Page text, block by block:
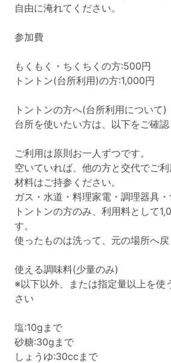
自由に淹れてください。
参加費
もくもく・ちくちくの方:500円
トントン(台所利用)の方:1,000円
トントンの方へ(台所利用について)
台所を使いたい方は、以下をご確認
ご利用は原則お一人ずつです。
空いていれば、他の方と交代でご利
材料はご持参ください。
ガス・水道・料理家電・調理器具・
トントンの方のみ、利用料として
す。
使ったものは洗って、元の場所へ戻
使える調味料(少量のみ)
※以下以外、または指定量以上を使
さい
塩:10gまで
砂糖:30gまで
しょうゆ:30ccまで